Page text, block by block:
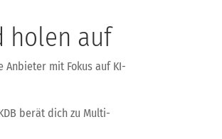
holen auf
mit Fokus auf KI-
berät dich zu Multi-